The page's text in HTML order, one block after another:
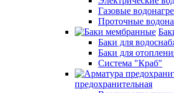
Газовые
Проточные
Баки для
Баки для
Система "Краб"
предохранительная